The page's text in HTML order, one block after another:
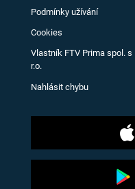
Podmínky užívání
Cookies
Vlastník FTV Prima spol. s
r.o.
Nahlásit chybu